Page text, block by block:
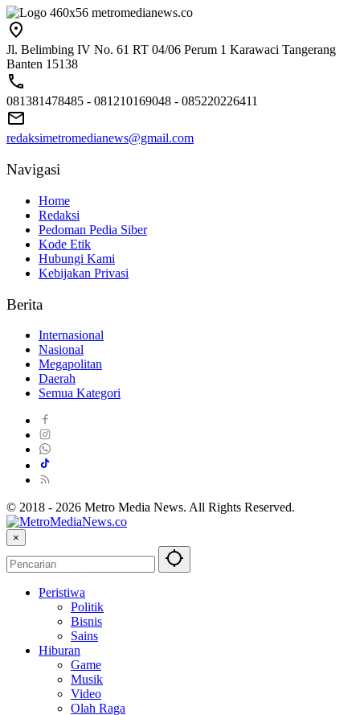
Jl. Belimbing IV No. 61 RT 04/06 Perum 1 Karawaci Tangerang
Banten 15138
081381478485 - 081210169048 - 085220226411
redaksimetromedianews@gmail.com
Navigasi
Home
Redaksi
Pedoman Pedia Siber
Kode Etik
Hubungi Kami
Kebijakan Privasi
Berita
Internasional
Nasional
Megapolitan
Daerah
Semua Kategori
© 2018 - 2026 Metro Media News. All Rights Reserved.
×
Peristiwa
Politik
Bisnis
Sains
Hiburan
Game
Musik
Video
Olah Raga